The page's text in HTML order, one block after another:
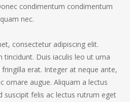
condimentum condimentum
nec.
consectetur adipiscing elit.
Duis iaculis leo ut urna
erat. Integer at neque ante,
ornare augue. Aliquam a lectus
suscipit felis ac lectus rutrum eget